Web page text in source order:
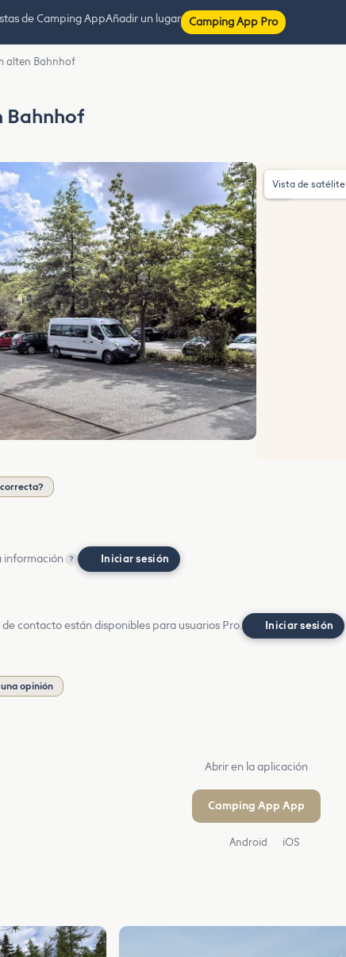
de Camping AppAñadir un lugar Camping App Pro
alten Bahnhof
Bahnhof
Vista de satélite
información ? Iniciar sesión
contacto están disponibles para usuarios Pro. Iniciar sesión
opinión
Abrir en la aplicación
Camping App App
Android iOS